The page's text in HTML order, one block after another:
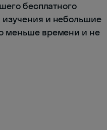
бесплатного
и небольшие
меньше времени и не